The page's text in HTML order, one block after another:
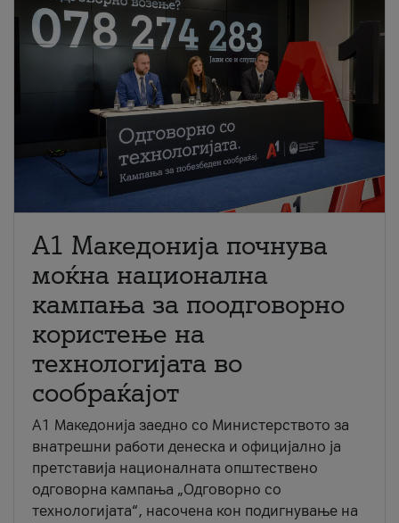
A1 Македонија почнува
моќна национална
кампања за поодговорно
користење на
технологијата во
сообраќајот
A1 Македонија заедно со Министерството за
внатрешни работи денеска и официјално ја
претставија националната општествено
одговорна кампања „Одговорно со
технологијата“, насочена кон подигнување на